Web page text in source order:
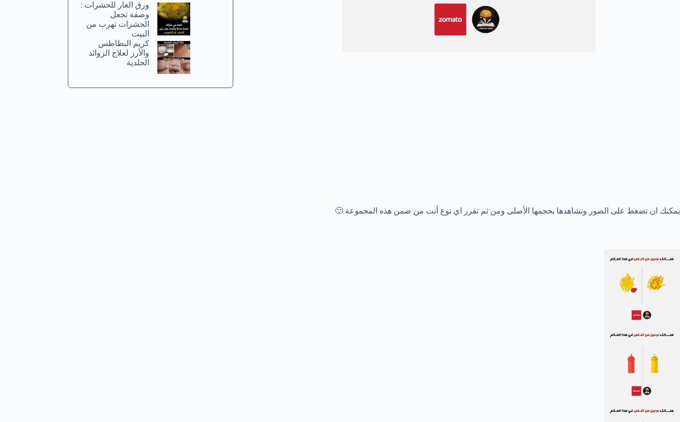
يمكنك ان تضغط على الصور وتشاهدها بحجمها الأصلى ومن ثم تقرر اي نوع أنت من ضمن هذه المجموعة 🙂
ورق الغار للحشرات :
وصفة تجعل
الحشرات تهرب من
البيت
كريم البطاطس
والأرز لعلاج الزوائد
الجلدية